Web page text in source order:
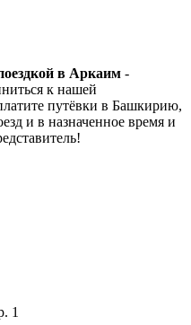
в Аркаим -
к нашей
путёвки в Башкирию,
и в назначенное время и
1